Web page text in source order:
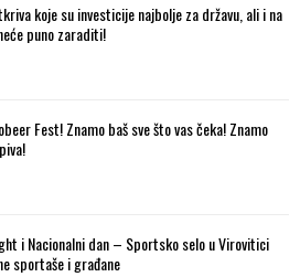
koje su investicije najbolje za državu, ali i na
puno zaraditi!
Fest! Znamo baš sve što vas čeka! Znamo
i Nacionalni dan – Sportsko selo u Virovitici
sportaše i građane